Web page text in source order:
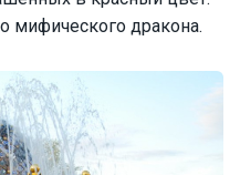
мифического дракона.